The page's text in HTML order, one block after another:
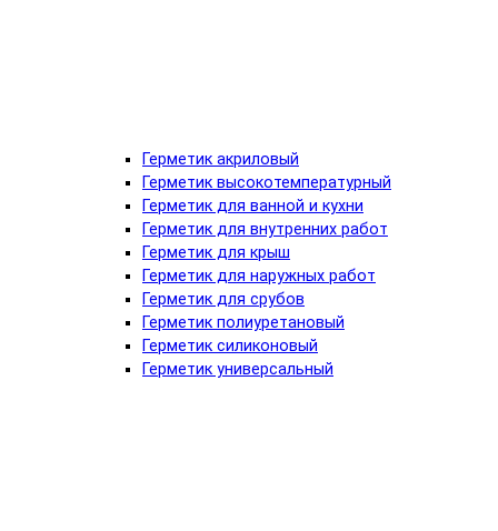
Герметик акриловый
Герметик высокотемпературный
Герметик для ванной и кухни
Герметик для внутренних работ
Герметик для крыш
Герметик для наружных работ
Герметик для срубов
Герметик полиуретановый
Герметик силиконовый
Герметик универсальный